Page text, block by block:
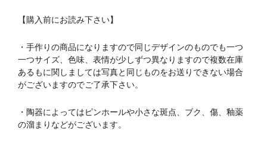
【購入前にお読み下さい】
・手作りの商品になりますので同じデザインのものでも一つ
一つサイズ、色味、表情が少しずつ異なりますので複数在庫
あるもに関しましては写真と同じものをお送りできない場合
がございますのでご了承下さい。
・陶器によってはピンホールや小さな斑点、ブク、傷、釉薬
の溜まりなどがございます。